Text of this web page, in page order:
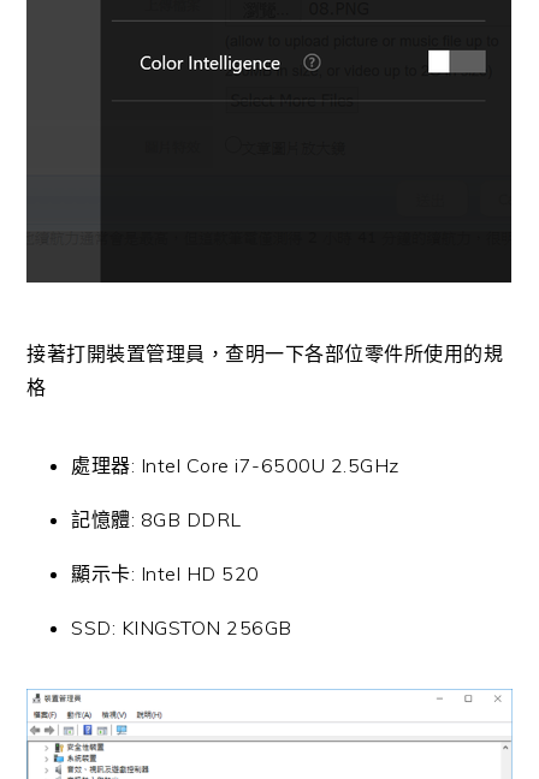
接著打開裝置管理員，查明一下各部位零件所使用的規
格
處理器: Intel Core i7-6500U 2.5GHz
記憶體: 8GB DDRL
顯示卡: Intel HD 520
SSD: KINGSTON 256GB